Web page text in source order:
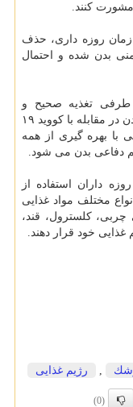
زمان روزه داری، حذف
بدن شده و احتمال
طرفی تغذیه صحیح و
مناسب تأثیر زیادی در تقویت سیستم ایمنی بدن در مقابله با کووید ۱۹
با بهره گیری از همه
دفاعی بدن می شود.
داران استفاده از
مختلف مواد غذایی
کلسترول، قند،
غذایی خود قرار دهند.
رژیم غذایی
(0)